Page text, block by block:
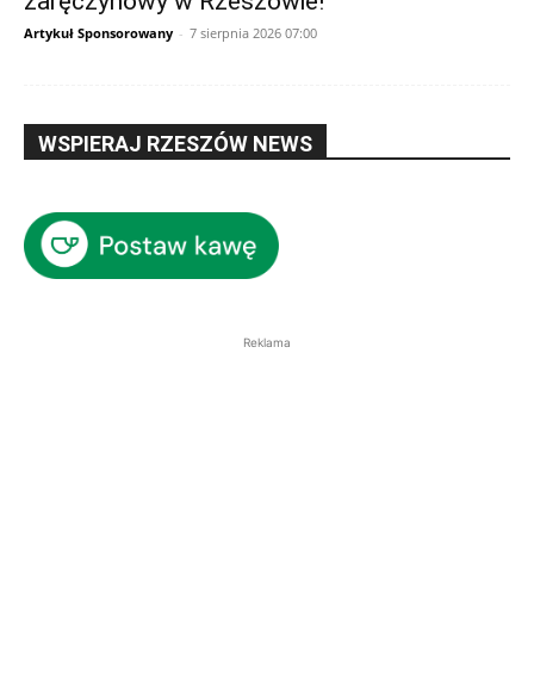
Artykuł Sponsorowany - 7 sierpnia 2026 07:00
WSPIERAJ RZESZÓW NEWS
Reklama